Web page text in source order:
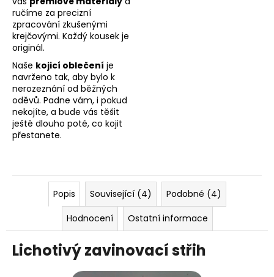
ručíme za precizní
zpracování zkušenými
krejčovými. Každý kousek je
originál.
Naše kojicí oblečení je
navrženo tak, aby bylo k
nerozeznání od běžných
oděvů. Padne vám, i pokud
nekojíte, a bude vás těšit
ještě dlouho poté, co kojit
přestanete.
Popis Související (4)
Podobné (4)
Hodnocení
Ostatní informace
Lichotivý zavinovací střih